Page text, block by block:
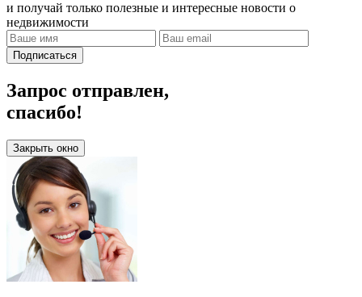
и получай только полезные и интересные новости о
недвижимости
Подписаться
Запрос отправлен,
спасибо!
Закрыть окно